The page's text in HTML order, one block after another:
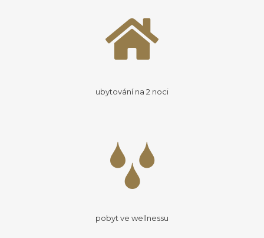
ubytování na 2 noci
pobyt ve wellnessu